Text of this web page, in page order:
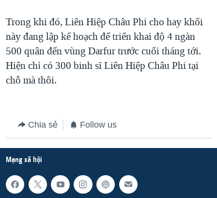
QUAN HỆ VIỆT MỸ
Trong khi đó, Liên Hiệp Châu Phi cho hay khối
này đang lập kế hoạch để triển khai độ 4 ngàn
500 quân đến vùng Darfur trước cuối tháng tới.
Hiện chỉ có 300 binh sĩ Liên Hiệp Châu Phi tại
chỗ mà thôi.
Chia sẻ Follow us
Mạng xã hội